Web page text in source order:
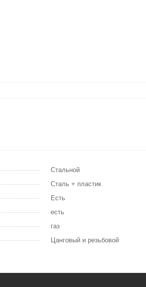
Стальной
Сталь + пластик
Есть
есть
газ
Цанговый и резьбовой